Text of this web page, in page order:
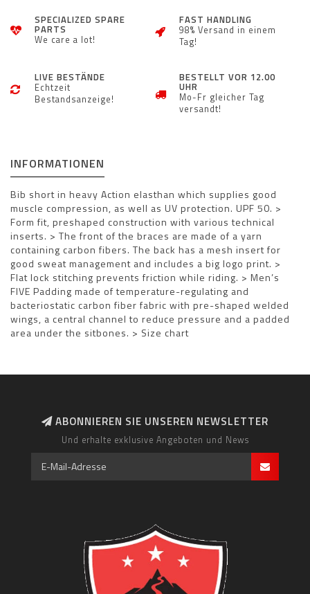
SPECIALIZED SPARE
PARTS
We care a lot!
FAST HANDLING
98% Versand in einem
Tag!
LIVE BESTÄNDE
Echtzeit
Bestandsanzeige!
BESTELLT VOR 12.00
UHR
Mo-Fr gleicher Tag
versandt!
INFORMATIONEN
Bib short in heavy Action elasthan which supplies good
muscle compression, as well as UV protection. UPF 50. >
Form fit, preshaped construction with various technical
inserts. > The front of the braces are made of a yarn
containing carbon fibers. The back has a mesh insert for
good sweat management and includes a big logo print. >
Flat lock stitching prevents friction while riding. > Men’s
FIVE Padding made of temperature-regulating and
bacteriostatic carbon fiber fabric with pre-shaped welded
wings, a central channel to reduce pressure and a padded
area under the sitbones. > Size chart
ABONNIEREN SIE UNSEREN NEWSLETTER
Und erhalte exklusive Angeboten und News